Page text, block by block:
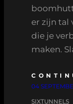
er zijn tal
die je
maken.
04
SIXTUNNELS